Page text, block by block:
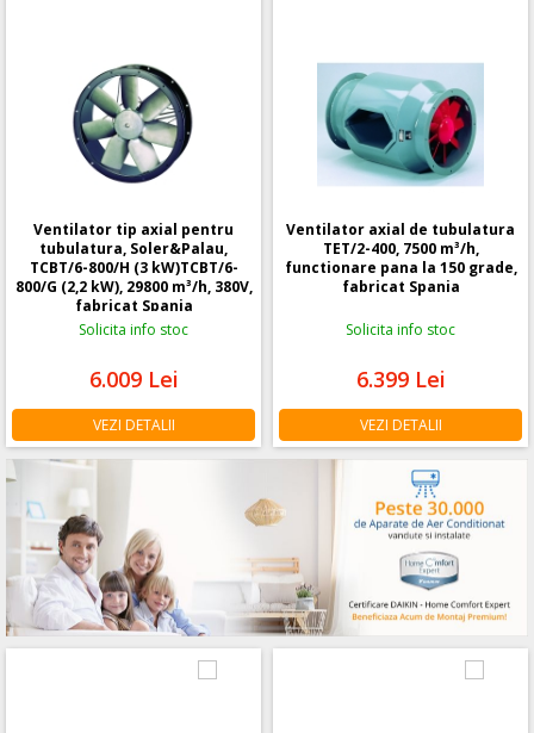
Ventilator tip axial pentru
tubulatura, Soler&Palau,
TCBT/6-800/H (3 kW)TCBT/6-
800/G (2,2 kW), 29800 m³/h, 380V,
fabricat Spania
Solicita info stoc
6.009 Lei
VEZI DETALII
Ventilator axial de tubulatura
TET/2-400, 7500 m³/h,
functionare pana la 150 grade,
fabricat Spania
Solicita info stoc
6.399 Lei
VEZI DETALII